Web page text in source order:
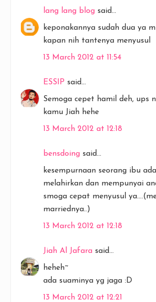
lang lang blog said...
keponakannya sudah dua ya
kapan nih tantenya menyusul
13 March 2012 at 11:54
ESSIP said...
Semoga cepet hamil deh, ups
kamu Jiah hehe
13 March 2012 at 12:18
bensdoing said...
kesempurnaan seorang ibu
melahirkan dan mempunyai
smoga cepat menyusul
marriednya..)
13 March 2012 at 12:18
Jiah Al Jafara said...
heheh~
ada suaminya yg jaga :D
13 March 2012 at 12:21